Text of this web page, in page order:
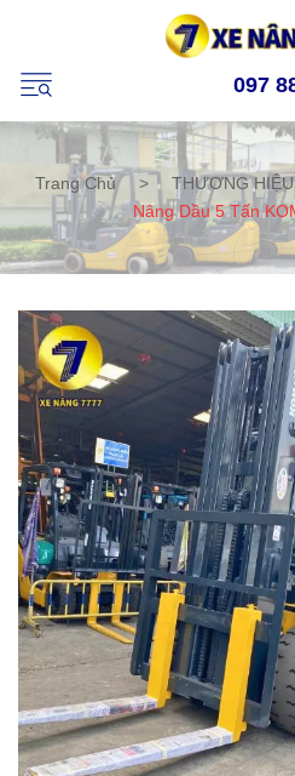
097
Trang Chủ > THƯƠNG HIỆU
Nâng Dầu 5 Tấn